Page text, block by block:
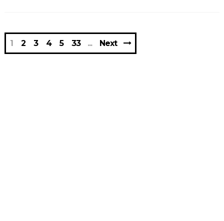
1 2 3 4 5 33 Next